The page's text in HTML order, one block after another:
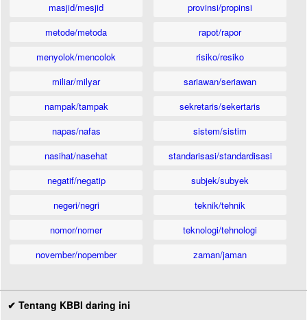
masjid/mesjid
metode/metoda
menyolok/mencolok
miliar/milyar
nampak/tampak
napas/nafas
nasihat/nasehat
negatif/negatip
negeri/negri
nomor/nomer
november/nopember
provinsi/propinsi
rapot/rapor
risiko/resiko
sariawan/seriawan
sekretaris/sekertaris
sistem/sistim
standarisasi/standardisasi
subjek/subyek
teknik/tehnik
teknologi/tehnologi
zaman/jaman
✔ Tentang KBBI daring ini